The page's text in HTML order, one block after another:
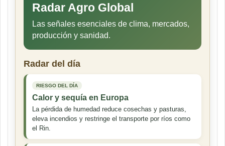
Radar Agro Global
Las señales esenciales de clima, mercados,
producción y sanidad.
Radar del día
RIESGO DEL DÍA
Calor y sequía en Europa
La pérdida de humedad reduce cosechas y pasturas,
eleva incendios y restringe el transporte por ríos como
el Rin.